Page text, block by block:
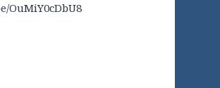
OuMiY0cDbU8